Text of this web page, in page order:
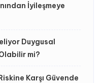
İyileşmeye
Duygusal
mi?
Karşı Güvende